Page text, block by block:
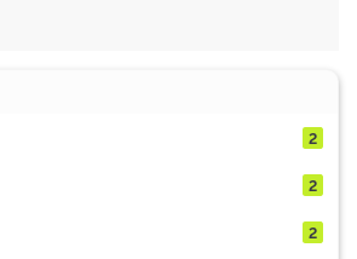
2
2
2